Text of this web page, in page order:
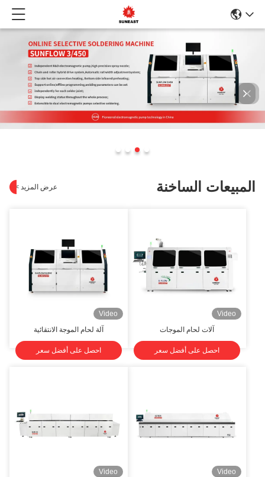
الساخنة عرض المزيد>
>
Video
آلات لحام الموجات
احصل على أفضل سعر
Video
آلة لحام الموجة الانتقائية
احصل على أفضل سعر
Video
Video